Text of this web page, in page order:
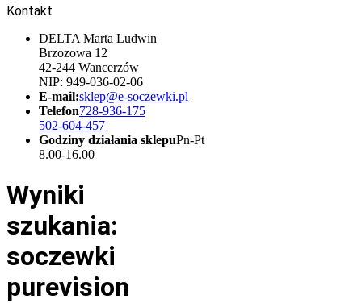
Kontakt
DELTA Marta Ludwin
Brzozowa 12
42-244 Wancerzów
NIP: 949-036-02-06
E-mail:sklep@e-soczewki.pl
Telefon728-936-175
502-604-457
Godziny działania sklepuPn-Pt
8.00-16.00
Wyniki
szukania:
soczewki
purevision